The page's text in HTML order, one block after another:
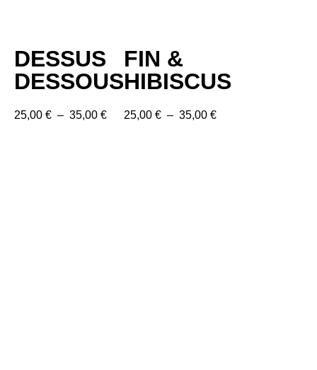
DESSUS
DESSOUS
25,00 € – 35,00 €
FIN &
HIBISCUS
25,00 € – 35,00 €